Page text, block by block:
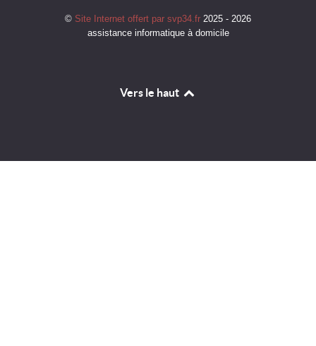
© Site Internet offert par svp34.fr 2025 - 2026
assistance informatique à domicile
Vers le haut